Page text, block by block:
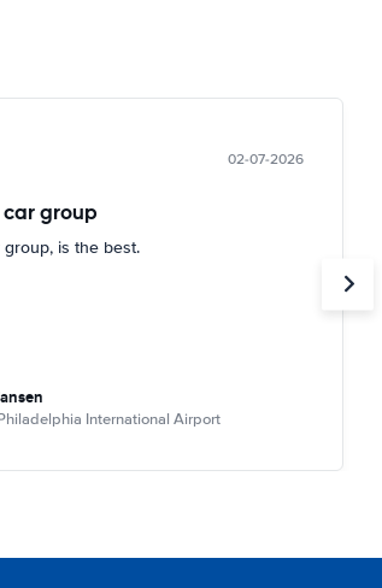
02-07-2026
group
group, is the best.
International Airport